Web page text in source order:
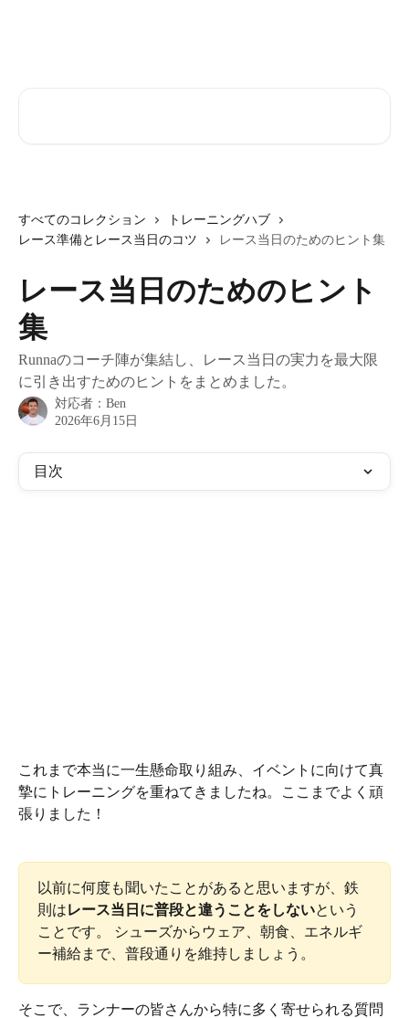
すべてのコレクション
トレーニングハブ
レース準備とレース当日のコツ
レース当日のためのヒント集
レース当日のためのヒント
集
Runnaのコーチ陣が集結し、レース当日の実力を最大限
に引き出すためのヒントをまとめました。
対応者： Ben
2026年6月15日
目次
これまで本当に一生懸命取り組み、イベントに向けて真
摯にトレーニングを重ねてきましたね。ここまでよく頑
張りました！
以前に何度も聞いたことがあると思いますが、鉄
則はレース当日に普段と違うことをしないという
ことです。 シューズからウェア、朝食、エネルギ
ー補給まで、普段通りを維持しましょう。
そこで、ランナーの皆さんから特に多く寄せられる質問